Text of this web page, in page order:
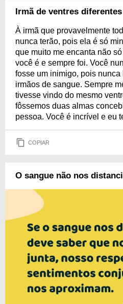
Irmã de ventres diferentes
À irmã que provavelmente
nunca terão, pois ela é só
que muito me encanta não
você é e sempre foi. Você
fosse um inimigo, pois
irmãos de sangue. Sempre
tivesse vindo do mesmo
fôssemos duas almas
pessoa. Você é incrível e eu
COPIAR
O sangue não nos